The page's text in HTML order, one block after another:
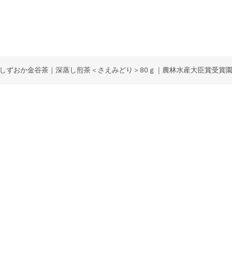
しずおか金谷茶｜深蒸し煎茶＜さえみどり＞80ｇ｜農林水産大臣賞受賞園